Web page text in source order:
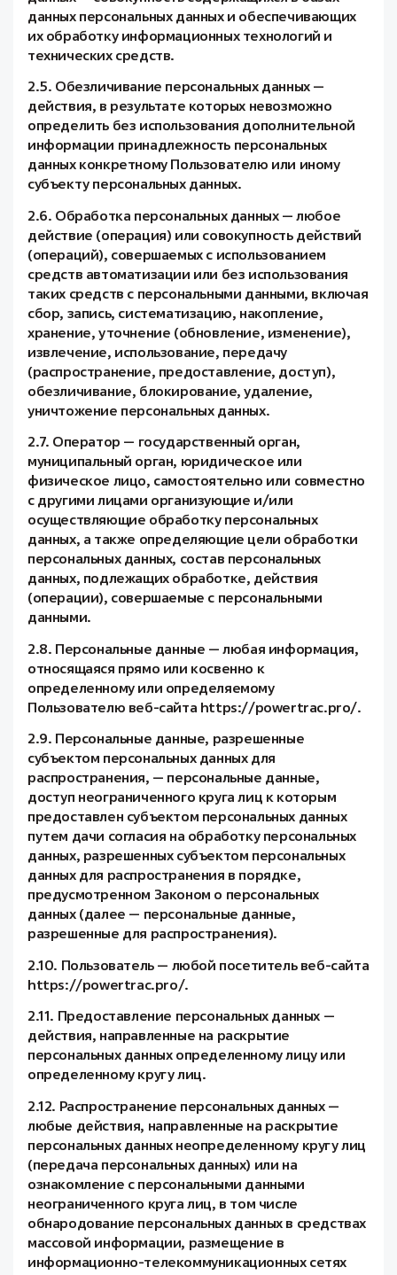
данных персональных данных и обеспечивающих
их обработку информационных технологий и
технических средств.
2.5. Обезличивание персональных данных —
действия, в результате которых невозможно
определить без использования дополнительной
информации принадлежность персональных
данных конкретному Пользователю или иному
субъекту персональных данных.
2.6. Обработка персональных данных — любое
действие (операция) или совокупность действий
(операций), совершаемых с использованием
средств автоматизации или без использования
таких средств с персональными данными, включая
сбор, запись, систематизацию, накопление,
хранение, уточнение (обновление, изменение),
извлечение, использование, передачу
(распространение, предоставление, доступ),
обезличивание, блокирование, удаление,
уничтожение персональных данных.
2.7. Оператор — государственный орган,
муниципальный орган, юридическое или
физическое лицо, самостоятельно или совместно
с другими лицами организующие и/или
осуществляющие обработку персональных
данных, а также определяющие цели обработки
персональных данных, состав персональных
данных, подлежащих обработке, действия
(операции), совершаемые с персональными
данными.
2.8. Персональные данные — любая информация,
относящаяся прямо или косвенно к
определенному или определяемому
Пользователю веб-сайта https://powertrac.pro/.
2.9. Персональные данные, разрешенные
субъектом персональных данных для
распространения, — персональные данные,
доступ неограниченного круга лиц к которым
предоставлен субъектом персональных данных
путем дачи согласия на обработку персональных
данных, разрешенных субъектом персональных
данных для распространения в порядке,
предусмотренном Законом о персональных
данных (далее — персональные данные,
разрешенные для распространения).
2.10. Пользователь — любой посетитель веб-сайта
https://powertrac.pro/.
2.11. Предоставление персональных данных —
действия, направленные на раскрытие
персональных данных определенному лицу или
определенному кругу лиц.
2.12. Распространение персональных данных —
любые действия, направленные на раскрытие
персональных данных неопределенному кругу лиц
(передача персональных данных) или на
ознакомление с персональными данными
неограниченного круга лиц, в том числе
обнародование персональных данных в средствах
массовой информации, размещение в
информационно-телекоммуникационных сетях